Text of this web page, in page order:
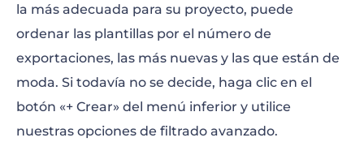
la más adecuada para su proyecto, puede
ordenar las plantillas por el número de
exportaciones, las más nuevas y las que están de
moda. Si todavía no se decide, haga clic en el
botón «+ Crear» del menú inferior y utilice
nuestras opciones de filtrado avanzado.